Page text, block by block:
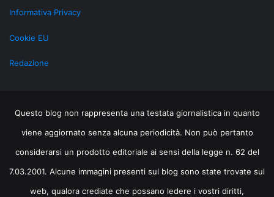
Informativa Privacy
Cookie EU
Redazione
Questo blog non rappresenta una testata giornalistica in quanto
viene aggiornato senza alcuna periodicità. Non può pertanto
considerarsi un prodotto editoriale ai sensi della legge n. 62 del
7.03.2001. Alcune immagini presenti sul blog sono state trovate sul
web, qualora crediate che possano ledere i vostri diritti,